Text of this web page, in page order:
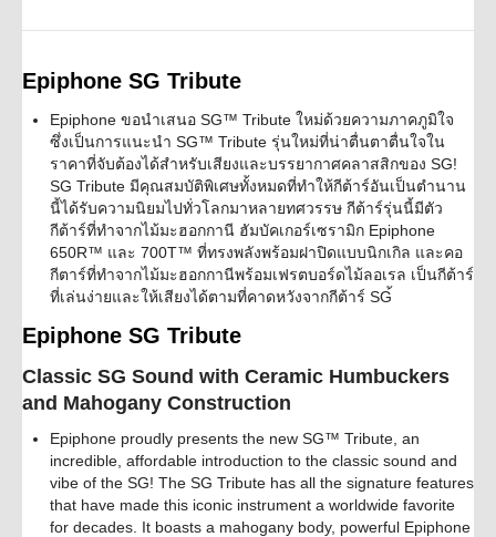
Epiphone SG Tribute
Epiphone ขอนำเสนอ SG™ Tribute ใหม่ด้วยความภาคภูมิใจ
ซึ่งเป็นการแนะนำ SG™ Tribute รุ่นใหม่ที่น่าตื่นตาตื่นใจใน
ราคาที่จับต้องได้สำหรับเสียงและบรรยากาศคลาสสิกของ SG!
SG Tribute มีคุณสมบัติพิเศษทั้งหมดที่ทำให้กีต้าร์อันเป็นตำนาน
นี้ได้รับความนิยมไปทั่วโลกมาหลายทศวรรษ กีต้าร์รุ่นนี้มีตัว
กีต้าร์ที่ทำจากไม้มะฮอกกานี ฮัมบัคเกอร์เซรามิก Epiphone
650R™ และ 700T™ ที่ทรงพลังพร้อมฝาปิดแบบนิกเกิล และคอ
กีตาร์ที่ทำจากไม้มะฮอกกานีพร้อมเฟรตบอร์ดไม้ลอเรล เป็นกีต้าร์
ที่เล่นง่ายและให้เสียงได้ตามที่คาดหวังจากกีต้าร์ SG้
Epiphone SG Tribute
Classic SG Sound with Ceramic Humbuckers
and Mahogany Construction
Epiphone proudly presents the new SG™ Tribute, an
incredible, affordable introduction to the classic sound and
vibe of the SG! The SG Tribute has all the signature features
that have made this iconic instrument a worldwide favorite
for decades. It boasts a mahogany body, powerful Epiphone